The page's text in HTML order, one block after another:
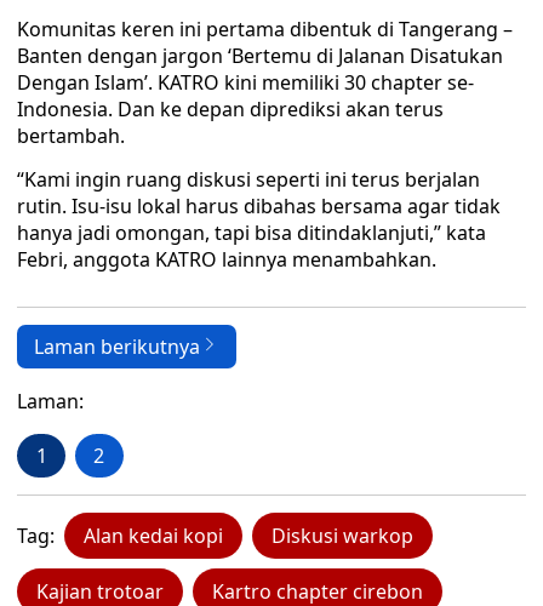
Komunitas keren ini pertama dibentuk di Tangerang –
Banten dengan jargon ‘Bertemu di Jalanan Disatukan
Dengan Islam’. KATRO kini memiliki 30 chapter se-
Indonesia. Dan ke depan diprediksi akan terus
bertambah.
“Kami ingin ruang diskusi seperti ini terus berjalan
rutin. Isu-isu lokal harus dibahas bersama agar tidak
hanya jadi omongan, tapi bisa ditindaklanjuti,” kata
Febri, anggota KATRO lainnya menambahkan.
Laman berikutnya
Laman:
1 2
Tag: Alan kedai kopi Diskusi warkop
Kajian trotoar Kartro chapter cirebon